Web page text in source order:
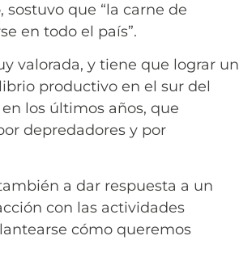
sostuvo que “la carne de
en todo el país”.
valorada, y tiene que lograr un
productivo en el sur del
los últimos años, que
depredadores y por
a dar respuesta a un
con las actividades
cómo queremos